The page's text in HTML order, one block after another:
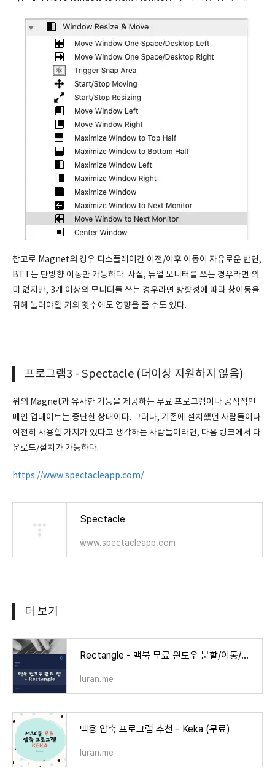
참고로 Magnet의 경우 디스플레이간 이전/이후 이동이 자유로운 반면,
BTT는 단방향 이동만 가능하다. 사실, 듀얼 모니터를 쓰는 경우라면 의
미 없지만, 3개 이상의 모니터를 쓰는 경우라면 방향성에 따라 창이동을
위해 눌러야할 키의 횟수에도 영향을 줄 수도 있다.
프로그램3 - Spectacle (더이상 지원하지 않음)
위의 Magnet과 유사한 기능을 제공하는 무료 프로그램이나 공식적인
메인 업데이트는 중단한 상태이다. 그러나, 기존에 설치했던 사람들이나
여전히 사용할 가치가 있다고 생각하는 사람들이라면, 다음 링크에서 다
운로드/설치가 가능하다.
https://www.spectacleapp.com/
Spectacle
www.spectacleapp.com
더 보기
Rectangle - 맥북 무료 윈도우 분할/이동/관리 프로그램 (Magnet 대체 가능)
luran.me
맥용 압축 프로그램 추천 - Keka (무료)
luran.me